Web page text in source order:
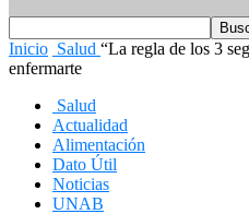
Inicio Salud “La regla de los 3
enfermarte
Salud
Actualidad
Alimentación
Dato Útil
Noticias
UNAB